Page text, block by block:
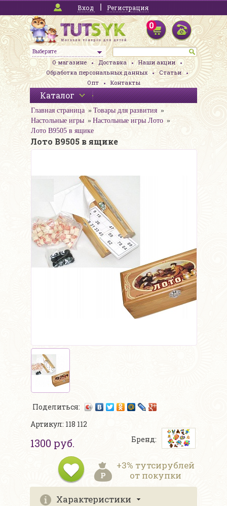
Вход Регистрация
Выберите
0
О магазине Доставка
Наши акции
Обработка персональных данных
Статьи
Опт
Контакты
Каталог
Главная страница
Товары для развития
Настольные игры
Настольные игры Лото
Лото В9505 в ящике
Лото В9505 в ящике
Поделиться:
Артикул: 118 112
1300 руб. Бренд:
+3% тутсирублей
от покупки
Характеристики